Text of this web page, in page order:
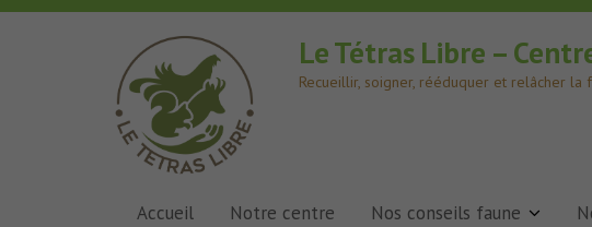
Le Tétras Libre –
Recueillir, soigner, rééduquer et relâcher
Accueil Notre centre Nos conseils faune